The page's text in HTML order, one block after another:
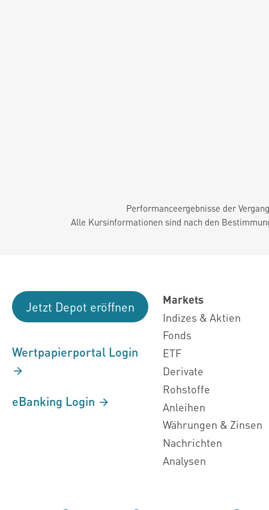
Performanceergebnisse der
Alle Kursinformationen sind nach den
Jetzt Depot eröffnen
Wertpapierportal Login
eBanking Login
Markets
Indizes & Aktien
Fonds
ETF
Derivate
Rohstoffe
Anleihen
Währungen & Zinsen
Nachrichten
Analysen